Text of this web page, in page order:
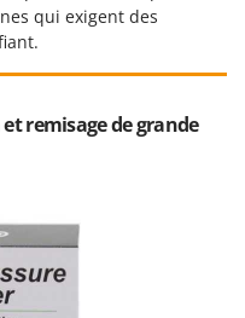
qui exigent des
et remisage de grande